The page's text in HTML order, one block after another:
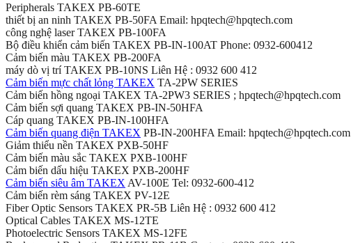
Peripherals TAKEX PB-60TE
thiết bị an ninh TAKEX PB-50FA Email: hpqtech@hpqtech.com
công nghệ laser TAKEX PB-100FA
Bộ điều khiển cảm biến TAKEX PB-IN-100AT Phone: 0932-600412
Cảm biến màu TAKEX PB-200FA
máy dò vị trí TAKEX PB-10NS Liên Hệ : 0932 600 412
Cảm biến mực chất lỏng TAKEX TA-2PW SERIES
Cảm biến hồng ngoại TAKEX TA-2PW3 SERIES ; hpqtech@hpqtech.com
Cảm biến sợi quang TAKEX PB-IN-50HFA
Cáp quang TAKEX PB-IN-100HFA
Cảm biến quang điện TAKEX PB-IN-200HFA Email: hpqtech@hpqtech.com
Giảm thiểu nền TAKEX PXB-50HF
Cảm biến màu sắc TAKEX PXB-100HF
Cảm biến dấu hiệu TAKEX PXB-200HF
Cảm biến siêu âm TAKEX AV-100E Tel: 0932-600-412
Cảm biến rèm sáng TAKEX PV-12E
Fiber Optic Sensors TAKEX PR-5B Liên Hệ : 0932 600 412
Optical Cables TAKEX MS-12TE
Photoelectric Sensors TAKEX MS-12FE